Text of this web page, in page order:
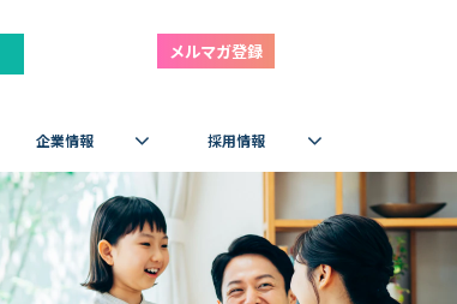
メルマガ登録
企業情報 採用情報